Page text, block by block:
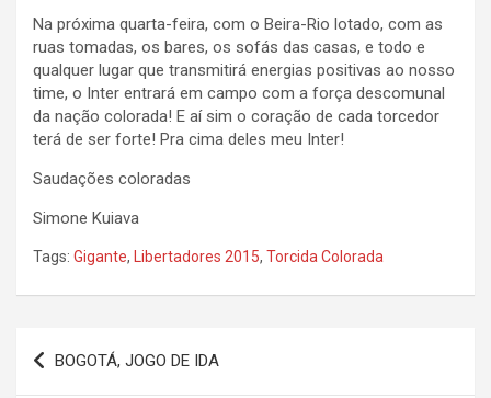
Na próxima quarta-feira, com o Beira-Rio lotado, com as
ruas tomadas, os bares, os sofás das casas, e todo e
qualquer lugar que transmitirá energias positivas ao nosso
time, o Inter entrará em campo com a força descomunal
da nação colorada! E aí sim o coração de cada torcedor
terá de ser forte! Pra cima deles meu Inter!
Saudações coloradas
Simone Kuiava
Tags: Gigante, Libertadores 2015, Torcida Colorada
Navegação
de
BOGOTÁ, JOGO DE IDA